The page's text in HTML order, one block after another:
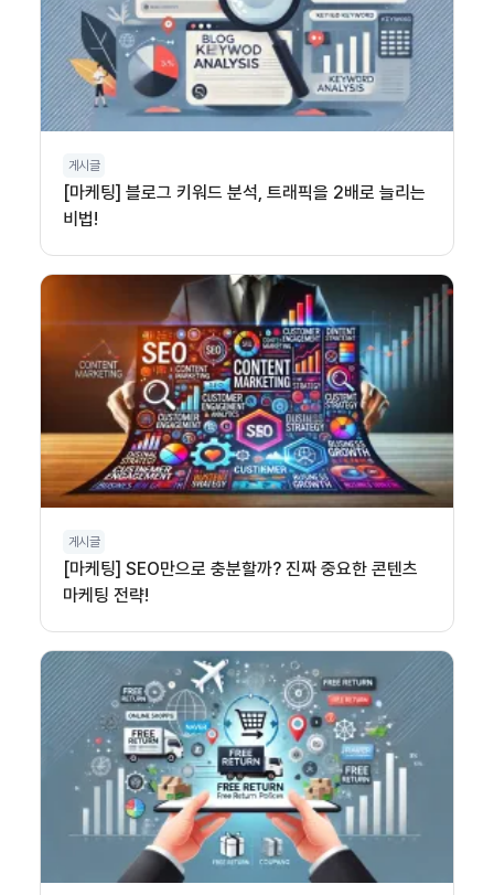
게시글
[마케팅] 블로그 키워드 분석, 트래픽을 2배로 늘리는
비법!
게시글
[마케팅] SEO만으로 충분할까? 진짜 중요한 콘텐츠
마케팅 전략!